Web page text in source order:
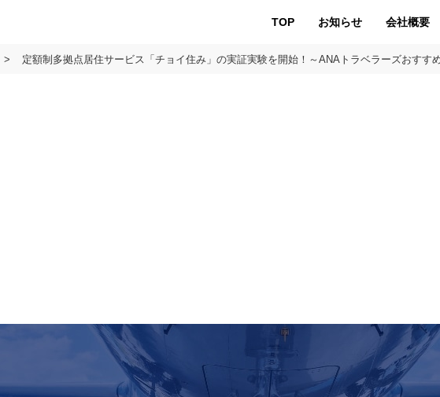
TOP お知らせ 会社概要
定額制多拠点居住サービス「チョイ住み」の実証実験を開始！～ANAトラベラーズおすす